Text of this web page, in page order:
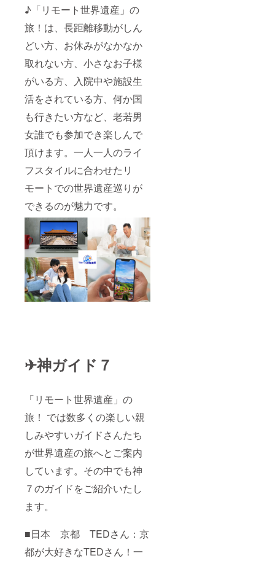
♪「リモート世界遺産」の
旅！は、長距離移動がしん
どい方、お休みがなかなか
取れない方、小さなお子様
がいる方、入院中や施設生
活をされている方、何か国
も行きたい方など、老若男
女誰でも参加でき楽しんで
頂けます。一人一人のライ
フスタイルに合わせたリ
モートでの世界遺産巡りが
できるのが魅力です。
✈神ガイド７
「リモート世界遺産」の
旅！ では数多くの楽しい親
しみやすいガイドさんたち
が世界遺産の旅へとご案内
しています。その中でも神
７のガイドをご紹介いたし
ます。
■日本 京都 TEDさん：京
都が大好きなTEDさん！一